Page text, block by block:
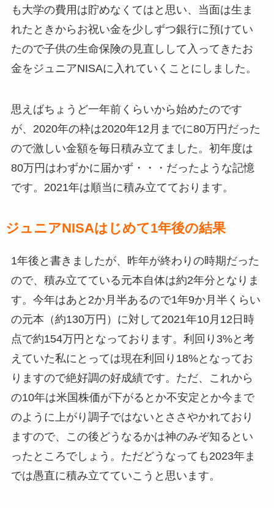
も大学の費用は貯めなくてはと思い、当面は生ま
れたときからお祝い金を少しずつ銀行に預けてい
たので子供の生命保険の見直しして入ってきたお
金をジュニアNISAに入れていくことにしました。
思えばちょうど一年前くらいから始めたのです
が、2020年の枠は2020年12月までに80万円だった
ので激しい金額を毎日積み立てました。初年度は
80万円はわずかに届かず・・・だったような記憶
です。2021年は順当に積み立てております。
ジュニアNISAはじめて1年後の結果
1年後と書きましたが、昨年が終わりの時期だった
ので、積み立てている元本自体は約2年分となりま
す。今年はあと2か月半あるので1年9か月半くらい
の元本（約130万円）に対して2021年10月12日時
点で約154万円となっております。利回り3%と考
えていた私にとっては現在利回り18%となってお
りますので絶好調の好成績です。ただ、これから
の10年は米国株価が下がるとか不安定とか今まで
のように上がり調子ではないとささやかれており
ますので、この後どうなるかは神のみぞ知るとい
ったところでしょう。ただどうなっても2023年ま
では愚直に積み立てていこうと思います。